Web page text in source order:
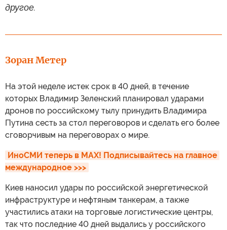
другое.
Зоран Метер
На этой неделе истек срок в 40 дней, в течение
которых Владимир Зеленский планировал ударами
дронов по российскому тылу принудить Владимира
Путина сесть за стол переговоров и сделать его более
сговорчивым на переговорах о мире.
ИноСМИ теперь в MAX! Подписывайтесь на главное
международное >>>
Киев наносил удары по российской энергетической
инфраструктуре и нефтяным танкерам, а также
участились атаки на торговые логистические центры,
так что последние 40 дней выдались у российского